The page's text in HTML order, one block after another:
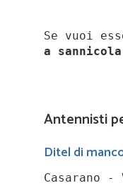
Se vuoi
a sannicola
Antennisti
Ditel di
Casarano -